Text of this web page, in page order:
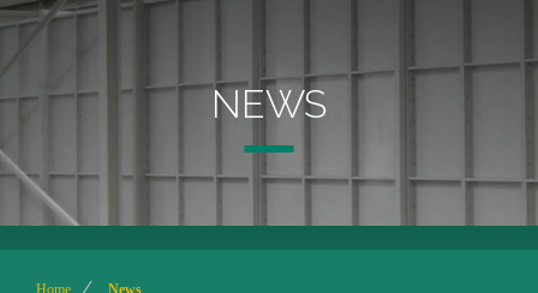
NEWS
Home News